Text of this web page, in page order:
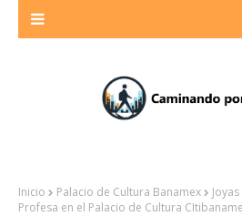
Inicio Palacio de Cultura Banamex
Profesa en el Palacio de Cultura